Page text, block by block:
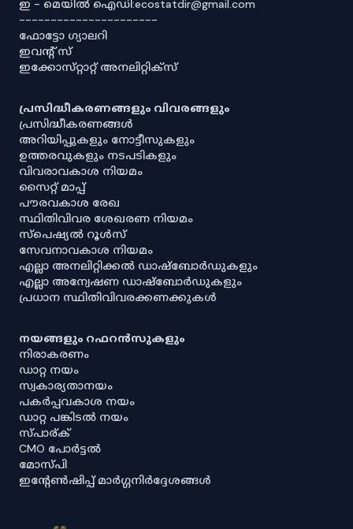
ഇ - മെയിൽ ഐഡി:ecostatdir@gmail.com
----------------------
ഫോട്ടോ ഗ്യാലറി
ഇവൻ്റ് സ്
ഇക്കോസ്‌റ്റാറ്റ് അനലിറ്റിക്‌സ്
പ്രസിദ്ധീകരണങ്ങളും വിവരങ്ങളും
പ്രസിദ്ധീകരണങ്ങൾ
അറിയിപ്പുകളും നോട്ടീസുകളും
ഉത്തരവുകളും നടപടികളും
വിവരാവകാശ നിയമം
സൈറ്റ് മാപ്പ്
പൗരവകാശ രേഖ
സ്ഥിതിവിവര ശേഖരണ നിയമം
സ്‌പെഷ്യൽ റൂൾസ്
സേവനാവകാശ നിയമം
എല്ലാ അനലിറ്റിക്കൽ ഡാഷ്‌ബോർഡുകളും
എല്ലാ അന്വേഷണ ഡാഷ്‌ബോർഡുകളും
പ്രധാന സ്ഥിതിവിവരക്കണക്കുകൾ
നയങ്ങളും റഫറൻസുകളും
നിരാകരണം
ഡാറ്റ നയം
സ്വകാര്യതാനയം
പകർപ്പവകാശ നയം
ഡാറ്റ പങ്കിടൽ നയം
സ്പാര്ക്
CMO പോർട്ടൽ
മോസ്പി
ഇൻ്റേൺഷിപ്പ് മാർഗ്ഗനിർദ്ദേശങ്ങൾ